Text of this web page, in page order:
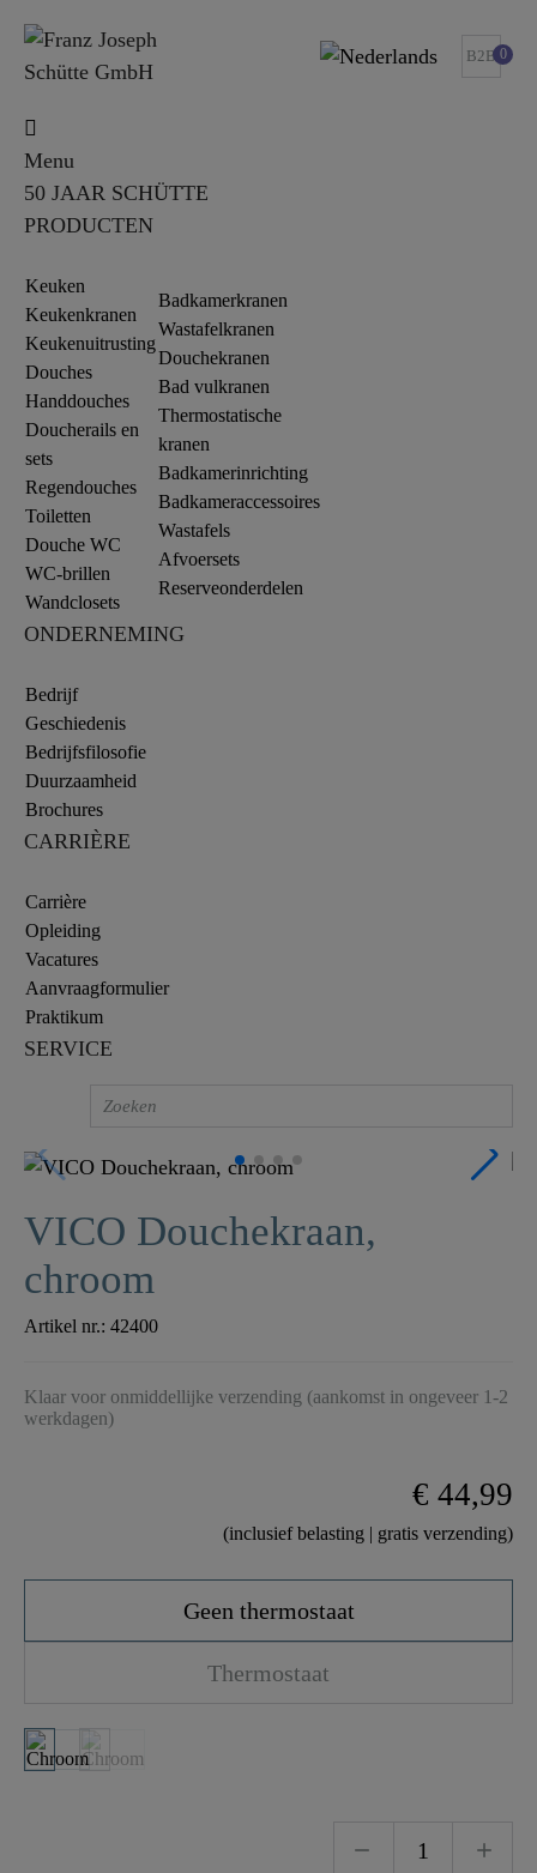
B2B 0
Menu
50 JAAR SCHÜTTE
PRODUCTEN
Keuken
Keukenkranen
Keukenuitrusting
Douches
Handdouches
Doucherails en
sets
Regendouches
Toiletten
Douche WC
WC-brillen
Wandclosets
Badkamerkranen
Wastafelkranen
Douchekranen
Bad vulkranen
Thermostatische
kranen
Badkamerinrichting
Badkameraccessoires
Wastafels
Afvoersets
Reserveonderdelen
ONDERNEMING
Bedrijf
Geschiedenis
Bedrijfsfilosofie
Duurzaamheid
Brochures
CARRIÈRE
Carrière
Opleiding
Vacatures
Aanvraagformulier
Praktikum
SERVICE
VICO Douchekraan,
chroom
Artikel nr.: 42400
Klaar voor onmiddellijke verzending (aankomst in ongeveer 1-2
werkdagen)
€ 44,99
(inclusief belasting | gratis verzending)
Geen thermostaat
Thermostaat